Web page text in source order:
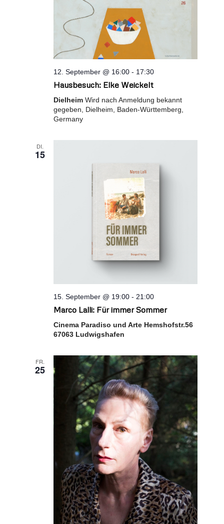
Hausbesuch: Elke Weickelt
12. September @ 16:00 - 17:30
DielheimWird nach Anmeldung bekannt
gegeben, Dielheim, Baden-Württemberg,
Germany
DI.
15
Marco Lalli: Für immer Sommer
15. September @ 19:00 -21:00
Cinema Paradiso und Arte Hemshofstr.56
67063 Ludwigshafen
FR.
25